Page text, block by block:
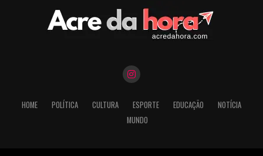
HOME POLÍTICA CULTURA ESPORTE EDUCAÇÃO
NOTÍCIA
MUNDO